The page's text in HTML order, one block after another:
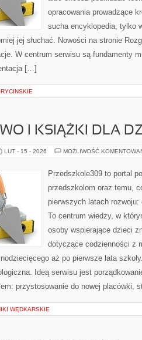
opracowania prowadzące
sucha encyklopedia, tylko
jej słuchać. Nowości na stronie
W centrum serwisu są fundamenty
[…]
I KSIĄŻKI DLA
LUT - 15 - 2026 MOŻLIWOŚĆ
Przedszkole309 to portal
przedszkolom oraz temu,
pierwszych latach
To centrum wiedzy, w
osoby wspierające dzieci
dotyczące codzienności z
aż po pierwsze lata
Ideą serwisu jest
przystosowanie do nowej placówki,
WĘDKARSKIE